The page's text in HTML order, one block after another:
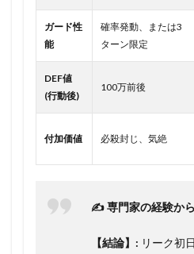
ガード性
能
確率発動、または3
ターン限定
DEF値
(行動後)
100万前後
付加価値 必殺封じ、気絶
✍️ 専門家の経験か
【結論】: リーク初